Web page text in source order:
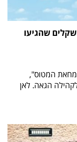
נוצלו 11 מיליון השקלים שהגיעו
לכינוי "מחאת המטוס",
11 מיליון ש"ח לקהילה הגאה. לאן